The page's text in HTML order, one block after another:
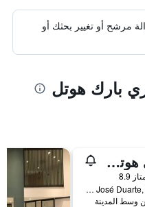
مرشح أو تغيير بحثك أو
بارك هوتل
جاجواري هوتل سوماريه
8.9
Rua Luiz José Duarte, 199 - Centro, سومار, البرازيل